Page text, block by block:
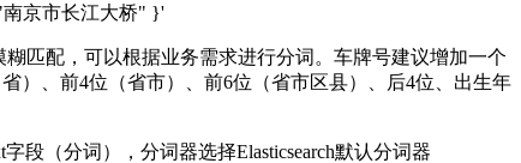
"南京市长江大桥" }'
匹配，可以根据业务需求进行分词。车牌号建议增加一个
）、前4位（省市）、前6位（省市区县）、后4位、出生年
段（分词），分词器选择Elasticsearch默认分词器